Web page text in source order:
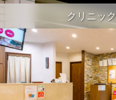
クリニッ